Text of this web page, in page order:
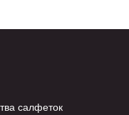
салфеток